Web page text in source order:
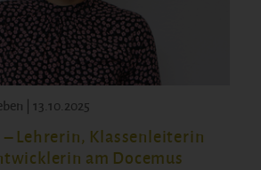
| 13.10.2025
– Lehrerin, Klassenleiterin
am Docemus